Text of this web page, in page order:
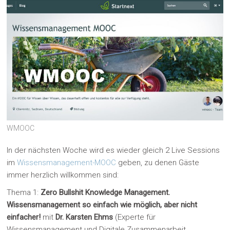
WMOOC
In der nächsten Woche wird es wieder gleich 2 Live Sessions
imWissensmanagement-MOOC geben, zu denen Gäste
immer herzlich willkommen sind:
Thema 1: Zero Bullshit Knowledge Management.
Wissensmanagement so einfach wie möglich, aber nicht
einfacher! mit Dr. Karsten Ehms (Experte für